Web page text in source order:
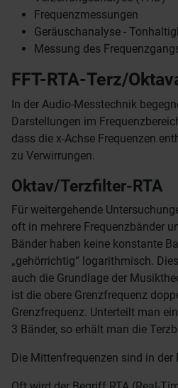
Frequenzmessungen
Geräuschanalyse -
Messung des
FFT-RTA-Terz/
In der Audio-Messtechnik
Darstellungen im
dass die x-Achse Frequenzen
zu Verwirrungen.
Oktav/Terzfilter-RTA
Für weitergehende
oft in mehrere Frequenzbänder
Bänder haben keine konstante
„gehörrichtig“ logarithmisch.
auch die Grundlage der
ist die obere Grenzfrequenz
Grenzfrequenz. Unterteilt man
3 Bänder, so erhält man die
Die Mittenfrequenzen sind in der